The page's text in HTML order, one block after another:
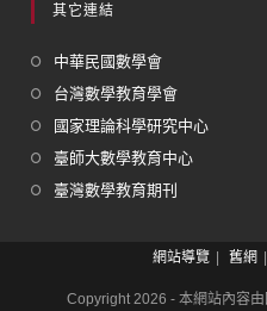
其它連結
中華民國數學會
台灣數學教育學會
國家理論科學研究中心
臺師大數學教育中心
臺灣數學教育期刊
網站導覽 舊網
Copyright 2026 - 本網站內容